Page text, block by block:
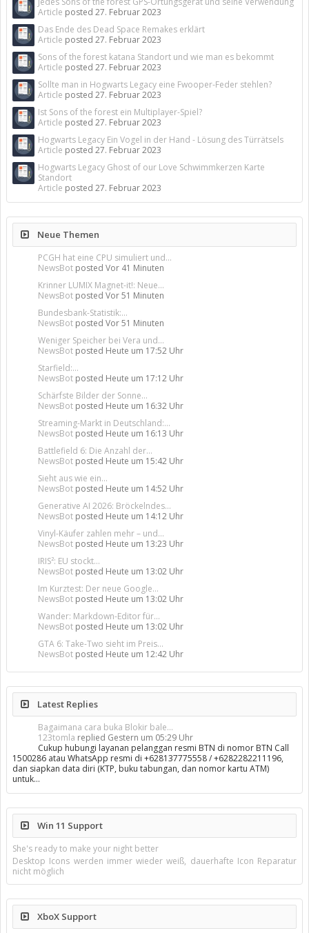
Article posted 27. Februar 2023
Das Ende des Dead Space Remakes erklärt
Article posted 27. Februar 2023
Sons of the forest katana Standort und wie man es bekommt
Article posted 27. Februar 2023
Sollte man in Hogwarts Legacy eine Fwooper-Feder stehlen?
Article posted 27. Februar 2023
Ist Sons of the forest ein Multiplayer-Spiel?
Article posted 27. Februar 2023
Hogwarts Legacy Ein Vogel in der Hand - Lösung des Türrätsels
Article posted 27. Februar 2023
Hogwarts Legacy Ghost of our Love Schwimmkerzen Karte
Standort
Article posted 27. Februar 2023
Neue Themen
PCGH hat eine CPU simuliert und...
NewsBot posted Vor 41 Minuten
Krinner LUMIX Magnet-it!: Neue...
NewsBot posted Vor 51 Minuten
Bundesbank-Statistik:...
NewsBot posted Vor 51 Minuten
Weniger Speicher bei Vera und...
NewsBot posted Heute um 17:52 Uhr
Starfield:...
NewsBot posted Heute um 17:12 Uhr
Schärfste Bilder der Sonne...
NewsBot posted Heute um 16:32 Uhr
Streaming-Markt in Deutschland:...
NewsBot posted Heute um 16:13 Uhr
Battlefield 6: Die Anzahl der...
NewsBot posted Heute um 15:42 Uhr
Sieht aus wie ein...
NewsBot posted Heute um 14:52 Uhr
Generative AI 2026: Bröckelndes...
NewsBot posted Heute um 14:12 Uhr
Vinyl-Käufer zahlen mehr – und...
NewsBot posted Heute um 13:23 Uhr
IRIS²: EU stockt...
NewsBot posted Heute um 13:02 Uhr
Im Kurztest: Der neue Google...
NewsBot posted Heute um 13:02 Uhr
Wander: Markdown-Editor für...
NewsBot posted Heute um 13:02 Uhr
GTA 6: Take-Two sieht im Preis...
NewsBot posted Heute um 12:42 Uhr
Latest Replies
Bagaimana cara buka Blokir bale...
123tomla replied Gestern um 05:29 Uhr
Cukup hubungi layanan pelanggan resmi BTN di nomor BTN Call
1500286 atau WhatsApp resmi di +628137775558 / +6282282211196,
dan siapkan data diri (KTP, buku tabungan, dan nomor kartu ATM)
untuk…
Win 11 Support
She's ready to make your night better
Desktop Icons werden immer wieder weiß, dauerhafte Icon Reparatur
nicht möglich
XboX Support